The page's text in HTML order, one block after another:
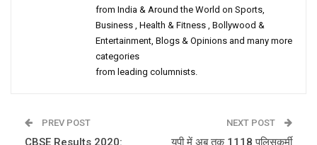
from India & Around the World on Sports,
Business , Health & Fitness , Bollywood &
Entertainment, Blogs & Opinions and many more
categories
from leading columnists.
PREV POST
CBSE Results 2020:
NEXT POST
यूपी में अब तक 1118 पुलिसकर्मी